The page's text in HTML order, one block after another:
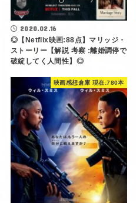
2020.02.16
◎【Netflix映画:88点】マリッジ・
ストーリー【解説 考察 :離婚調停で
破綻してく人間性】◎
映画感想倉庫 現在:780本